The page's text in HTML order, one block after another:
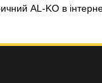
AL-KO в